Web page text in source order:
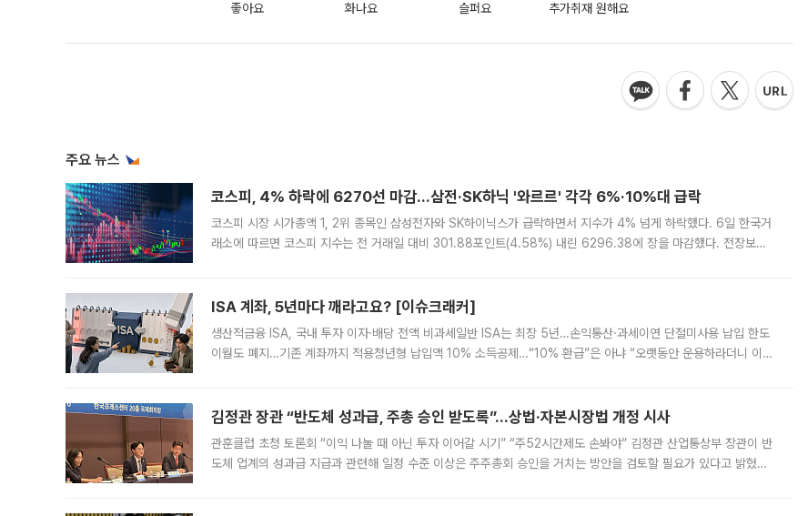
좋아요 화나요 슬퍼요 추가취재 원해요
주요 뉴스
코스피, 4% 하락에 6270선 마감…삼전·SK하닉 '와르르' 각각 6%·10%대 급락
코스피 시장 시가총액 1, 2위 종목인 삼성전자와 SK하이닉스가 급락하면서 지수가 4% 넘게 하락했다. 6일 한국거
래소에 따르면 코스피 지수는 전 거래일 대비 301.88포인트(4.58%) 내린 6296.38에 장을 마감했다. 전장보다
ISA 계좌, 5년마다 깨라고요? [이슈크래커]
생산적금융 ISA, 국내 투자 이자·배당 전액 비과세일반 ISA는 최장 5년…손익통산·과세이연 단절미사용 납입 한도
이월도 폐지…기존 계좌까지 적용청년형 납입액 10% 소득공제…“10% 환급”은 아냐 “오랫동안 운용하라더니 이제
김정관 장관 “반도체 성과급, 주총 승인 받도록”…상법·자본시장법 개정 시사
관훈클럽 초청 토론회 “이익 나눌 때 아닌 투자 이어갈 시기” “주52시간제도 손봐야” 김정관 산업통상부 장관이 반
도체 업계의 성과급 지급과 관련해 일정 수준 이상은 주주총회 승인을 거치는 방안을 검토할 필요가 있다고 밝혔다.